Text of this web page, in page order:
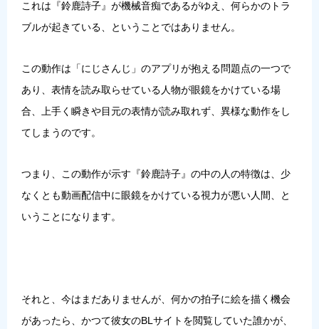
これは『鈴鹿詩子』が機械音痴であるがゆえ、何らかのトラ
ブルが起きている、ということではありません。
この動作は「にじさんじ」のアプリが抱える問題点の一つで
あり、表情を読み取らせている人物が眼鏡をかけている場
合、上手く瞬きや目元の表情が読み取れず、異様な動作をし
てしまうのです。
つまり、この動作が示す『鈴鹿詩子』の中の人の特徴は、少
なくとも動画配信中に眼鏡をかけている視力が悪い人間、と
いうことになります。
それと、今はまだありませんが、何かの拍子に絵を描く機会
があったら、かつて彼女のBLサイトを閲覧していた誰かが、